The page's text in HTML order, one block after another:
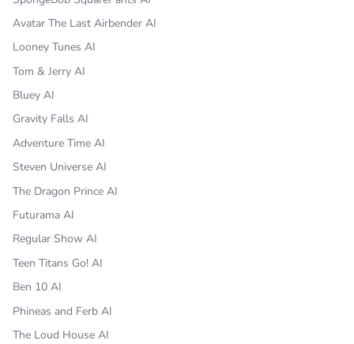
Avatar The Last Airbender AI
Looney Tunes AI
Tom & Jerry AI
Bluey AI
Gravity Falls AI
Adventure Time AI
Steven Universe AI
The Dragon Prince AI
Futurama AI
Regular Show AI
Teen Titans Go! AI
Ben 10 AI
Phineas and Ferb AI
The Loud House AI